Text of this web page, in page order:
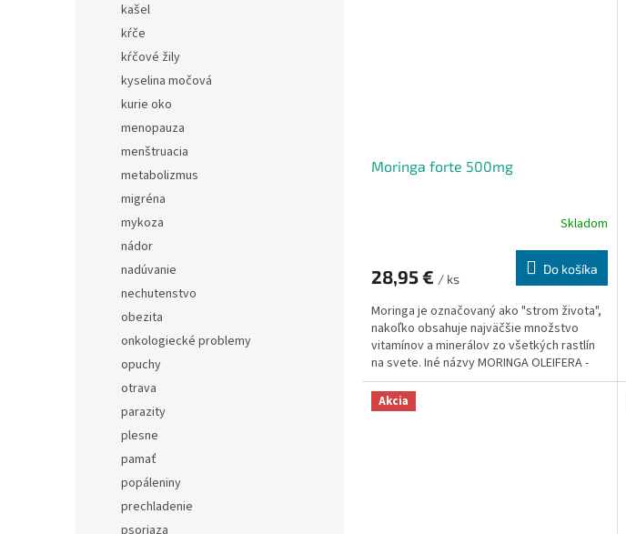
kašel
kŕče
kŕčové žily
kyselina močová
kurie oko
menopauza
menštruacia
metabolizmus
migréna
mykoza
nádor
nadúvanie
nechutenstvo
obezita
onkologiecké problemy
opuchy
otrava
parazity
plesne
pamať
popáleniny
prechladenie
psoriaza
Moringa forte 500mg
Skladom
28,95 € / ks
Do košíka
Moringa je označovaný ako "strom života",
nakoľko obsahuje najväčšie množstvo
vitamínov a minerálov zo všetkých rastlín
na svete. Iné názvy MORINGA OLEIFERA -
MALUNGGAY - MORINGA OLEJODÁRNA.
Akcia